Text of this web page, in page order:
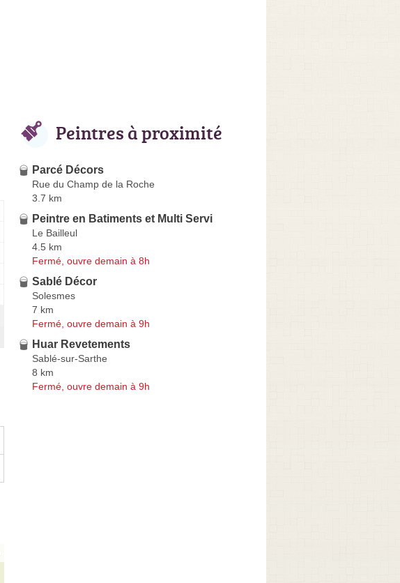
Peintres à proximité
Parcé Décors
Rue du Champ de la Roche
3.7 km
Peintre en Batiments et Multi Servi
Le Bailleul
4.5 km
Fermé, ouvre demain à 8h
Sablé Décor
Solesmes
7 km
Fermé, ouvre demain à 9h
Huar Revetements
Sablé-sur-Sarthe
8 km
Fermé, ouvre demain à 9h